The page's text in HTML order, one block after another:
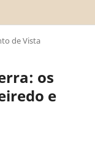
de Vista
os
e